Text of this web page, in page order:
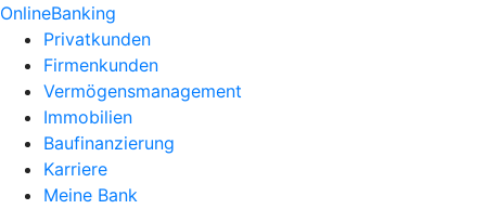
OnlineBanking
Privatkunden
Firmenkunden
Vermögensmanagement
Immobilien
Baufinanzierung
Karriere
Meine Bank